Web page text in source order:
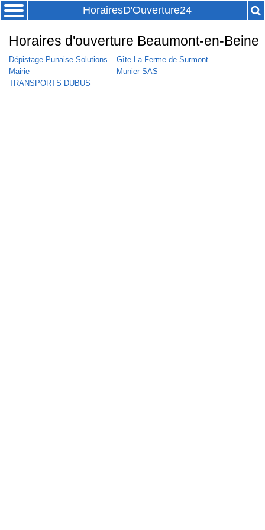
HorairesD'Ouverture24
Horaires d'ouverture Beaumont-en-Beine
Dépistage Punaise Solutions
Gîte La Ferme de Surmont
Mairie
Munier SAS
TRANSPORTS DUBUS